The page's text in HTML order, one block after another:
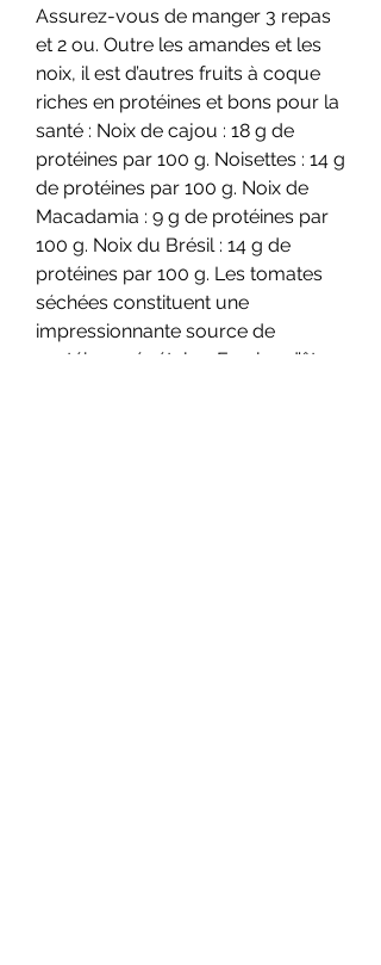
Assurez-vous de manger 3 repas
et 2 ou. Outre les amandes et les
noix, il est d’autres fruits à coque
riches en protéines et bons pour la
santé : Noix de cajou : 18 g de
protéines par 100 g. Noisettes : 14 g
de protéines par 100 g. Noix de
Macadamia : 9 g de protéines par
100 g. Noix du Brésil : 14 g de
protéines par 100 g. Les tomates
séchées constituent une
impressionnante source de
protéines végétales. En plus d’être